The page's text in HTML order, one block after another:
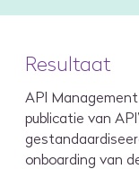
Resultaat
API
publicatie van
onboarding van